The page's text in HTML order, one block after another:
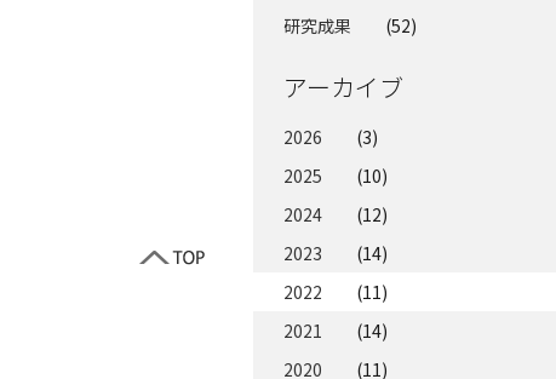
研究成果
(52)
アーカイブ
2026
(3)
2025
(10)
2024
(12)
2023
(14)
2022
(11)
2021
(14)
2020
(11)